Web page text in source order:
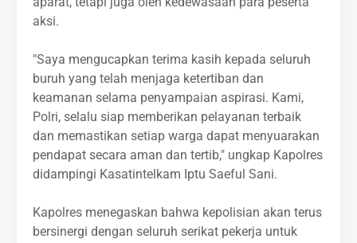
aksi.
‎"Saya mengucapkan terima kasih kepada seluruh
buruh yang telah menjaga ketertiban dan
keamanan selama penyampaian aspirasi. Kami,
Polri, selalu siap memberikan pelayanan terbaik
dan memastikan setiap warga dapat menyuarakan
pendapat secara aman dan tertib," ungkap Kapolres
didampingi Kasatintelkam Iptu Saeful Sani.
‎Kapolres menegaskan bahwa kepolisian akan terus
bersinergi dengan seluruh serikat pekerja untuk